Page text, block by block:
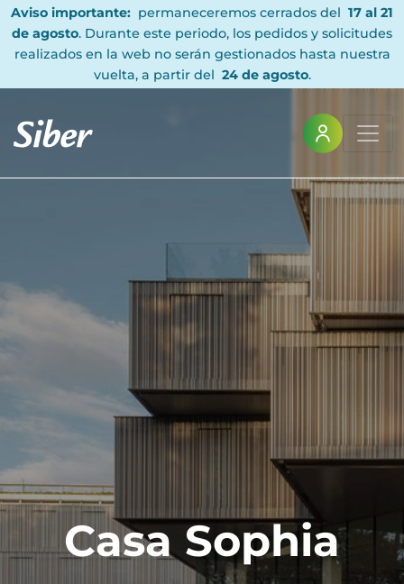
Aviso importante: permaneceremos cerrados del 17 al 21
de agosto. Durante este periodo, los pedidos y solicitudes
realizados en la web no serán gestionados hasta nuestra
vuelta, a partir del 24 de agosto.
Casa Sophia